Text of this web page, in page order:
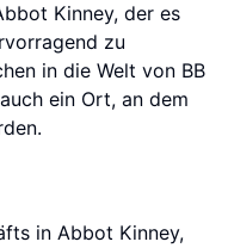
Kinney, der es
zu
in die Welt von BB
ein Ort, an dem